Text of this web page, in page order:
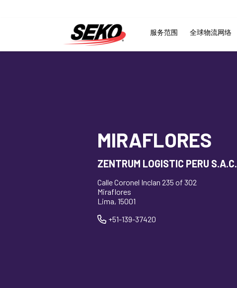
服务范围 全球物流网络
MIRAFLORES
ZENTRUM LOGISTIC PERU S.A.C.
Calle Coronel Inclan 235 of 302
Miraflores
Lima, 15001
+51-139-37420